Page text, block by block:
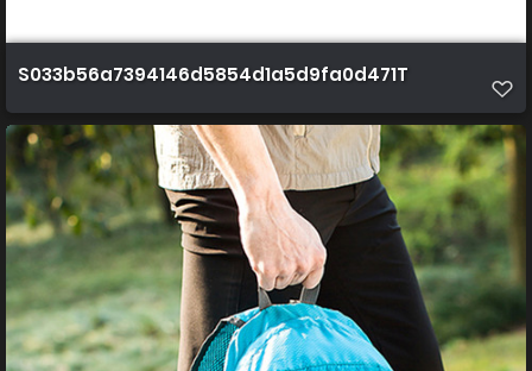
S033b56a7394146d5854d1a5d9fa0d471T